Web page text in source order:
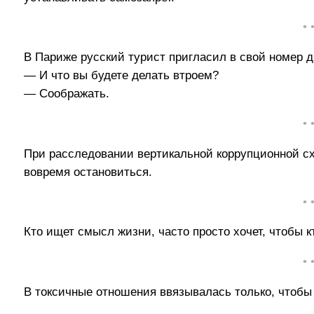
•
В Париже русский турист пригласил в свой номер
— И что вы будете делать втроем?
— Соображать.
•
При расследовании вертикальной коррупционной
вовремя остановиться.
•
Кто ищет смысл жизни, часто просто хочет, чтобы
•
В токсичные отношения ввязывалась только, чтобы